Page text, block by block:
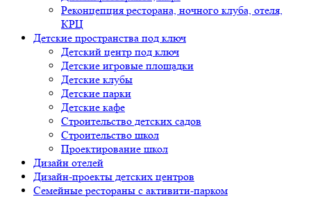
Реконцепция ресторана, ночного клуба, отеля,
КРЦ
Детские пространства под ключ
Детский центр под ключ
Детские игровые площадки
Детские клубы
Детские парки
Детские кафе
Строительство детских садов
Строительство школ
Проектирование школ
Дизайн отелей
Дизайн-проекты детских центров
Семейные рестораны с активити-парком